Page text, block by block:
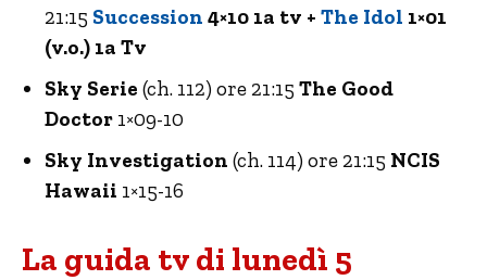
21:15 Succession 4×10 1a tv + The Idol 1×01
(v.o.) 1a Tv
Sky Serie (ch. 112) ore 21:15 The Good
Doctor 1×09-10
Sky Investigation (ch. 114) ore 21:15 NCIS
Hawaii 1×15-16
La guida tv di lunedì 5